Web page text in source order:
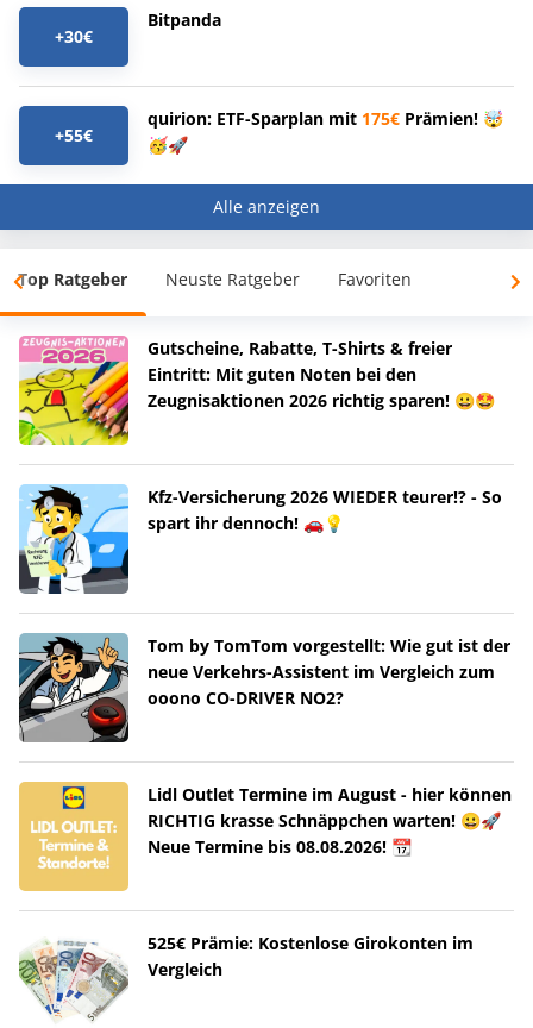
+30€
Bitpanda
+55€
quirion: ETF-Sparplan mit 175€ Prämien! 🤯
🥳🚀
Alle anzeigen
Top Ratgeber Neuste Ratgeber Favoriten
Gutscheine, Rabatte, T-Shirts & freier
Eintritt: Mit guten Noten bei den
Zeugnisaktionen 2026 richtig sparen! 😀🤩
Kfz-Versicherung 2026 WIEDER teurer!? - So
spart ihr dennoch! 🚗💡
Tom by TomTom vorgestellt: Wie gut ist der
neue Verkehrs-Assistent im Vergleich zum
ooono CO-DRIVER NO2?
Lidl Outlet Termine im August - hier können
RICHTIG krasse Schnäppchen warten! 😀🚀
Neue Termine bis 08.08.2026! 📆
525€ Prämie: Kostenlose Girokonten im
Vergleich